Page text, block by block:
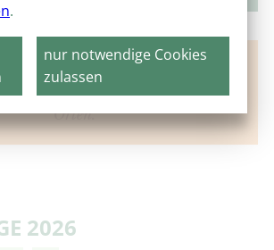
für diesen Ort gefunden.
aktuelle Highlights aus anderen
Orten.
2026
.
nur notwendige Cookies
zulassen